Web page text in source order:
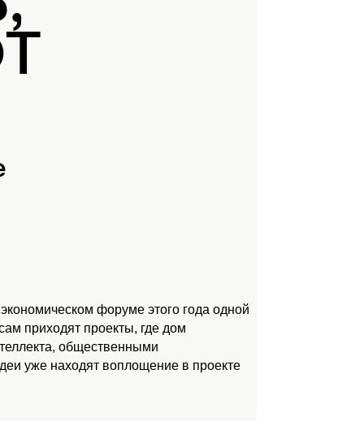
форуме этого года одной
приходят проекты, где дом
общественными
уже находят воплощение в проекте